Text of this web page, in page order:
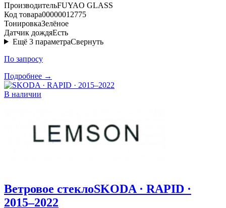
ПроизводительFUYAO GLASS
Код товара00000012775
ТонировкаЗелёное
Датчик дождяЕсть
Ещё 3 параметраСвернуть
По запросу
Подробнее →
В наличии
Ветровое стеклоSKODA · RAPID ·
2015–2022